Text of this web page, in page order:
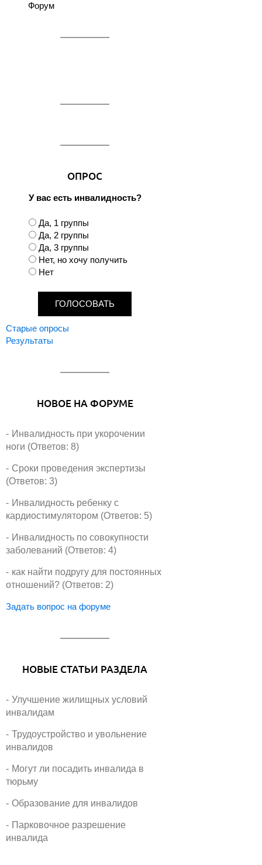
Форум
ОПРОС
У вас есть инвалидность?
В
а
р
и
а
Да, 1 группы
Да, 2 группы
Да, 3 группы
Нет, но хочу получить
Нет
Старые опросы
Результаты
НОВОЕ НА ФОРУМЕ
Инвалидность при укорочении
ноги (Ответов: 8)
Сроки проведения экспертизы
(Ответов: 3)
Инвалидность ребенку с
кардиостимулятором (Ответов: 5)
Инвалидность по совокупности
заболеваний (Ответов: 4)
как найти подругу для постоянных
отношений? (Ответов: 2)
Задать вопрос на форуме
НОВЫЕ СТАТЬИ РАЗДЕЛА
Улучшение жилищных условий
инвалидам
Трудоустройство и увольнение
инвалидов
Могут ли посадить инвалида в
тюрьму
Образование для инвалидов
Парковочное разрешение
инвалида